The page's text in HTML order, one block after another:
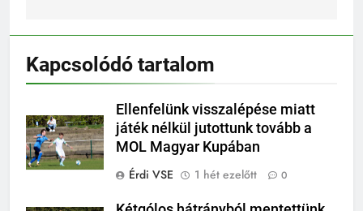
Kapcsolódó tartalom
Ellenfelünk visszalépése miatt
játék nélkül jutottunk tovább a
MOL Magyar Kupában
Érdi VSE
1 hét ezelőtt 0